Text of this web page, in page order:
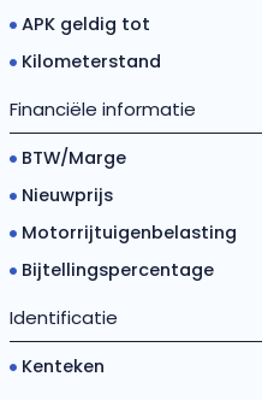
APK geldig tot
Kilometerstand
Financiële informatie
BTW/Marge
Nieuwprijs
Motorrijtuigenbelasting
Bijtellingspercentage
Identificatie
Kenteken